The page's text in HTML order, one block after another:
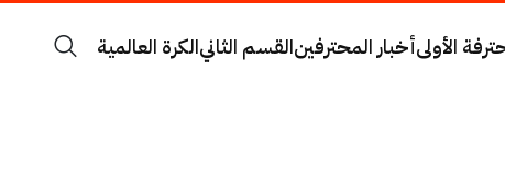
الأولىأخبار المحترفينالقسم الثانيالكرة العالمية